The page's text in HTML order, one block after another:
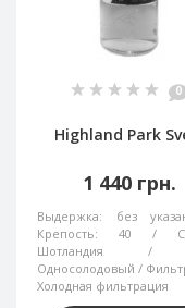
0
Highland Park
1 440 грн.
Выдержка:
без
Крепость:
40
Шотландия
Односолодовый
Холодная фильтрация